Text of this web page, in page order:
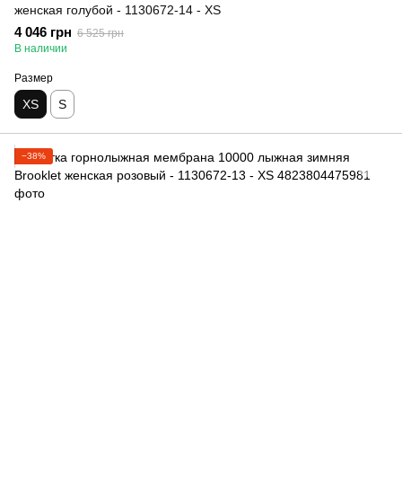
женская голубой - 1130672-14 - XS
4 046 грн 6 525 грн
В наличии
Размер
XS S
−38%